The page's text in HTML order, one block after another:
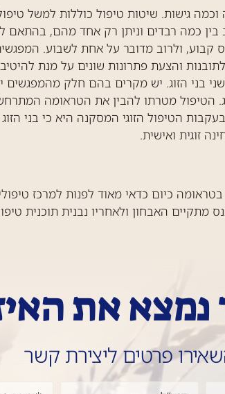
גישות. שיטות טיפול כוללות למשל
בין כמה רבדים וניתן רק אחד מהם, בהתאם
ולרוב מדובר על אחת לשבוע.
והצעת פתרונות שונים על מנת
בני הזוג. יש מקרים בהם חלק מהמפגשים
הטיפול מטרתו להבין את הטראומה
הטיפול הזוגי המסקנה היא כי בני
זוגית ואישית.
כיום כדאי מאוד לפנות למרכז
מתקיים האבחון ולאחריו נבנית תוכנית
נמצא את
פרטים ליצירת קשר